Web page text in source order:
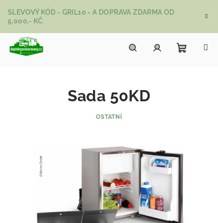
SLEVOVÝ KÓD - GRIL10 - A DOPRAVA ZDARMA OD
5.000,- KČ
Sada 50KD
OSTATNÍ